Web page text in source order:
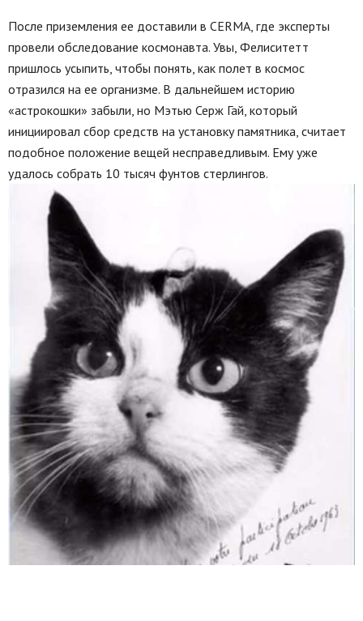
После приземления ее доставили в CERMA, где эксперты
провели обследование космонавта. Увы, Фелиситетт
пришлось усыпить, чтобы понять, как полет в космос
отразился на ее организме. В дальнейшем историю
«астрокошки» забыли, но Мэтью Серж Гай, который
инициировал сбор средств на установку памятника, считает
подобное положение вещей несправедливым. Ему уже
удалось собрать 10 тысяч фунтов стерлингов.